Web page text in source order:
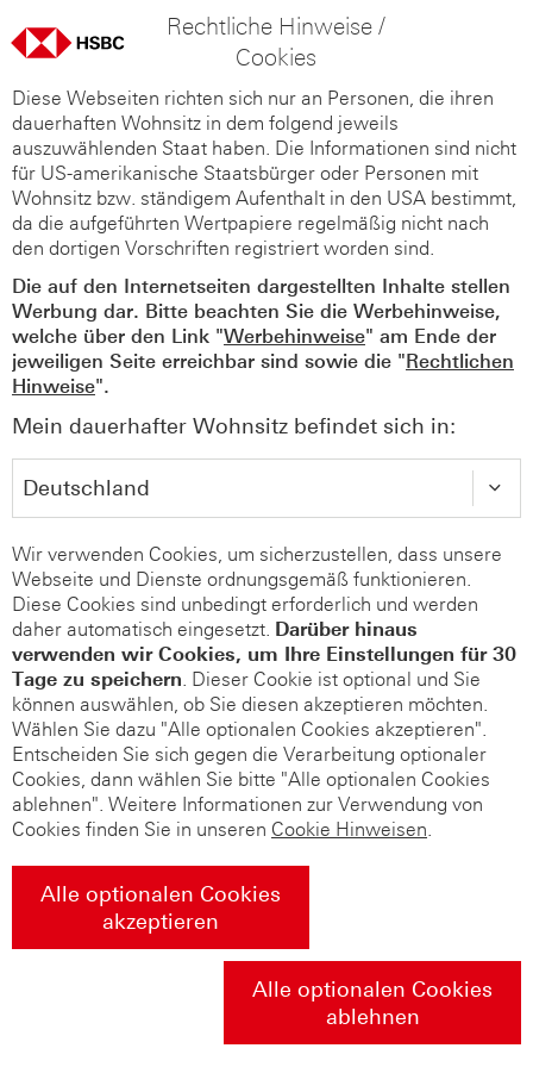
Rechtliche Hinweise /
Cookies
Diese Webseiten richten sich nur an Personen, die ihren
dauerhaften Wohnsitz in dem folgend jeweils
auszuwählenden Staat haben. Die Informationen sind nicht
für US-amerikanische Staatsbürger oder Personen mit
Wohnsitz bzw. ständigem Aufenthalt in den USA bestimmt,
da die aufgeführten Wertpapiere regelmäßig nicht nach
den dortigen Vorschriften registriert worden sind.
Die auf den Internetseiten dargestellten Inhalte stellen
Werbung dar. Bitte beachten Sie die Werbehinweise,
welche über den Link "Werbehinweise" am Ende der
jeweiligen Seite erreichbar sind sowie die "Rechtlichen
Hinweise".
Mein dauerhafter Wohnsitz befindet sich in:
Wir verwenden Cookies, um sicherzustellen, dass unsere
Webseite und Dienste ordnungsgemäß funktionieren.
Diese Cookies sind unbedingt erforderlich und werden
daher automatisch eingesetzt. Darüber hinaus
verwenden wir Cookies, um Ihre Einstellungen für 30
Tage zu speichern. Dieser Cookie ist optional und Sie
können auswählen, ob Sie diesen akzeptieren möchten.
Wählen Sie dazu "Alle optionalen Cookies akzeptieren".
Entscheiden Sie sich gegen die Verarbeitung optionaler
Cookies, dann wählen Sie bitte "Alle optionalen Cookies
ablehnen". Weitere Informationen zur Verwendung von
Cookies finden Sie in unseren Cookie Hinweisen.
Alle optionalen Cookies
akzeptieren
Alle optionalen Cookies
ablehnen